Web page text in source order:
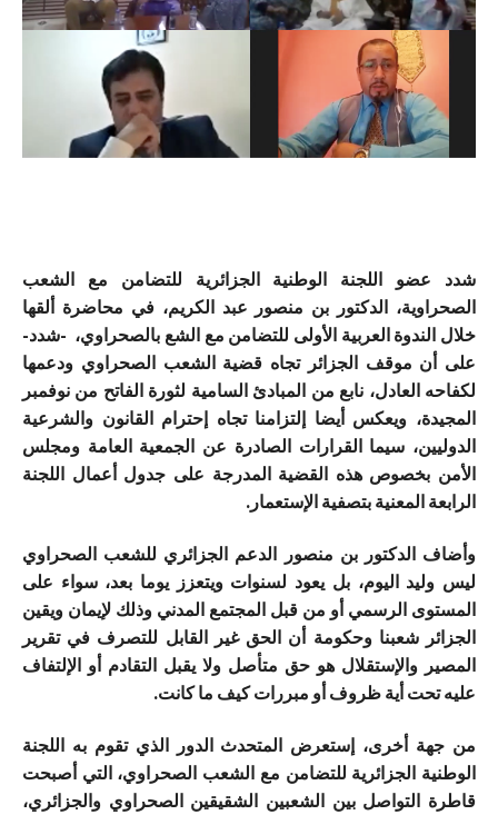
شدد عضو اللجنة الوطنية الجزائرية للتضامن مع الشعب
الصحراوية، الدكتور بن منصور عبد الكريم، في محاضرة ألقها
خلال الندوة العربية الأولى للتضامن مع الشع بالصحراوي، -شدد-
على أن موقف الجزائر تجاه قضية الشعب الصحراوي ودعمها
لكفاحه العادل، نابع من المبادئ السامية لثورة الفاتح من نوفمبر
المجيدة، ويعكس أيضا إلتزامنا تجاه إحترام القانون والشرعية
الدوليين، سيما القرارات الصادرة عن الجمعية العامة ومجلس
الأمن بخصوص هذه القضية المدرجة على جدول أعمال اللجنة
الرابعة المعنية بتصفية الإستعمار.
وأضاف الدكتور بن منصور الدعم الجزائري للشعب الصحراوي
ليس وليد اليوم، بل يعود لسنوات ويتعزز يوما بعد، سواء على
المستوى الرسمي أو من قبل المجتمع المدني وذلك لإيمان ويقين
الجزائر شعبنا وحكومة أن الحق غير القابل للتصرف في تقرير
المصير والإستقلال هو حق متأصل ولا يقبل التقادم أو الإلتفاف
عليه تحت أية ظروف أو مبررات كيف ما كانت.
من جهة أخرى، إستعرض المتحدث الدور الذي تقوم به اللجنة
الوطنية الجزائرية للتضامن مع الشعب الصحراوي، التي أصبحت
قاطرة التواصل بين الشعبين الشقيقين الصحراوي والجزائري،